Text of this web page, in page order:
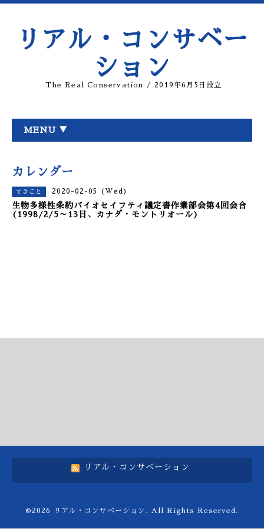
リアル・コンサベー
ション
The Real Conservation / 2019年6月5日設立
MENU ▼
カレンダー
できごと 2020-02-05 (Wed)
生物多様性条約バイオセイフティ議定書作業部会第4回会合
(1998/2/5～13日、カナダ・モントリオール)
リアル・コンサベーション
©2026 リアル・コンサベーション . All Rights Reserved.